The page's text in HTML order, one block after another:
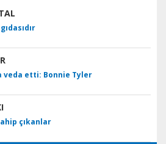
veda etti: Bonnie Tyler
çıkanlar